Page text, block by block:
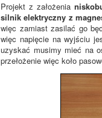
Projekt z założenia
silnik elektryczny z
więc zamiast zasilać go
więc napięcie na wyjściu
uzyskać musimy mieć na
przełożenie więc koło